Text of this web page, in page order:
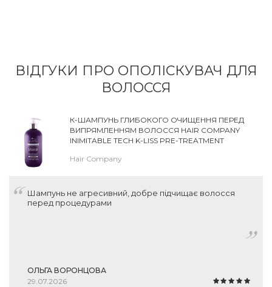
ВІДГУКИ ПРО ОПОЛІСКУВАЧ ДЛЯ
ВОЛОССЯ
К-ШАМПУНЬ ГЛИБОКОГО ОЧИЩЕННЯ ПЕРЕД
ВИПРЯМЛЕННЯМ ВОЛОССЯ HAIR COMPANY
INIMITABLE TECH K-LISS PRE-TREATMENT
Hair Company
Шампунь не агресивний, добре підчищає волосся
перед процедурами
ОЛЬГА ВОРОНЦОВА
29.07.2026